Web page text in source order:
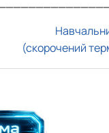
(скорочений